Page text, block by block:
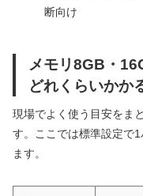
断向け
メモリ8GB・
どれくらいかか
現場でよく使う目安をま
す。ここでは標準設定で
ます。